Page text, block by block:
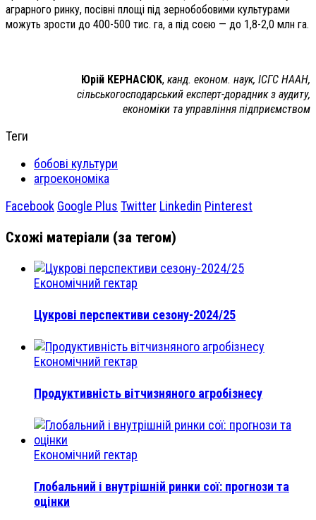
аграрного ринку, посівні площі під зернобобовими культурами
можуть зрости до 400-500 тис. га, а під соєю — до 1,8-2,0 млн га.
Юрій КЕРНАСЮК, канд. економ. наук, ІСГС НААН,
сільськогосподарський експерт-дорадник з аудиту,
економіки та управління підприємством
Теги
бобові культури
агроекономіка
Facebook Google Plus Twitter Linkedin Pinterest
Схожі матеріали (за тегом)
Економічний гектар
Цукрові перспективи сезону-2024/25
Економічний гектар
Продуктивність вітчизняного агробізнесу
Економічний гектар
Глобальний і внутрішній ринки сої: прогнози та
оцінки